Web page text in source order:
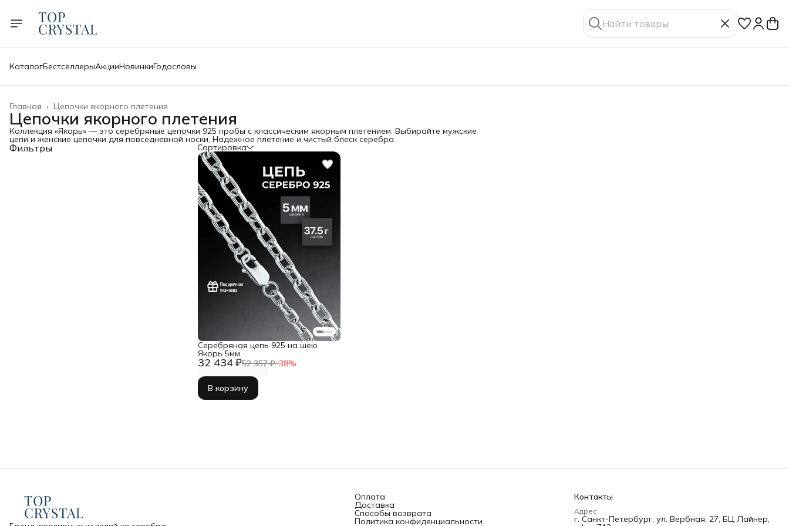
КаталогБестселлерыАкцииНовинкиГодословы
Цепочки якорного плетения
Главная ›
Цепочки якорного плетения
Коллекция «Якорь» — это серебряные цепочки 925 пробы с классическим якорным плетением. Выбирайте мужские
цепи и женские цепочки для повседневной носки. Надежное плетение и чистый блеск серебра.
Фильтры Сортировка
32 434 ₽52 357 ₽−38%
Серебряная цепь 925 на шею
Якорь 5мм
В корзину
Оплата
Доставка
Способы возврата
Политика конфиденциальности
Контакты
Адрес
г. Санкт-Петербург, ул. Вербная, 27, БЦ Лайнер,